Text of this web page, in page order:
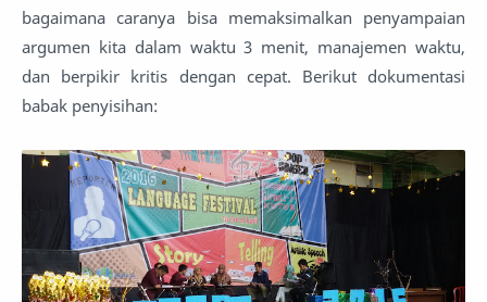
bagaimana caranya bisa memaksimalkan penyampaian
argumen kita dalam waktu 3 menit, manajemen waktu,
dan berpikir kritis dengan cepat. Berikut dokumentasi
babak penyisihan: